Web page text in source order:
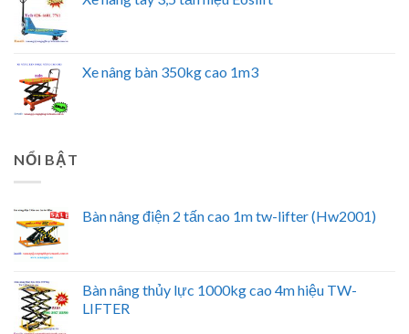
Xe nâng bàn 350kg cao 1m3
NỔI BẬT
Bàn nâng điện 2 tấn cao 1m tw-lifter (Hw2001)
Bàn nâng thủy lực 1000kg cao 4m hiệu TW-
LIFTER